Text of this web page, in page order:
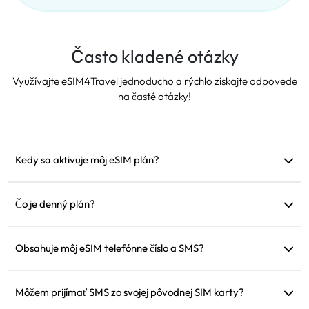
Často kladené otázky
Využívajte eSIM4Travel jednoducho a rýchlo získajte odpovede
na časté otázky!
Kedy sa aktivuje môj eSIM plán?
Odporúčame ho nainštalovať pred odchodom.
Čo je denný plán?
nasledujúceho dňa. Ak vyčerpáte dáta na daný deň, rýchlosť
Obsahuje môj eSIM telefónne číslo a SMS?
použiť aplikácie ako WhatsApp.
Môžem prijímať SMS zo svojej pôvodnej SIM karty?